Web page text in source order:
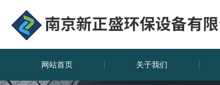
网站首页 关于我们